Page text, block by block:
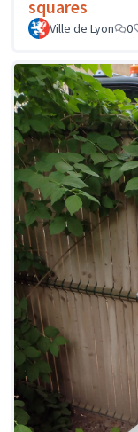
squares
Ville de Lyon 0